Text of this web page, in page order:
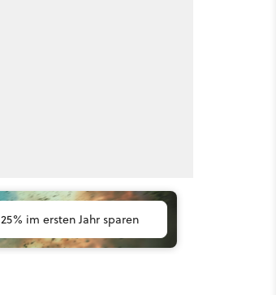
25% im ersten Jahr sparen